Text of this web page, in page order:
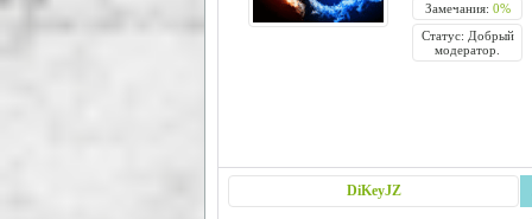
Замечания: 0%
Статус: Добрый
модератор.
DiKeyJZ